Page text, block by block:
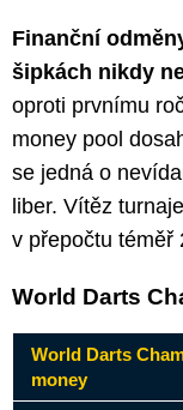
Finanční
šipkách nikdy
oproti prvnímu
money pool
se jedná o
liber. Vítěz
v přepočtu téměř
World Darts
World Darts
money